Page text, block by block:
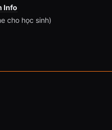
Info
cho học sinh)